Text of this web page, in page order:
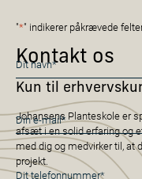
Kontakt os
Kun til
Johansens Planteskole er
afsæt i en solid erfaring og
med dig og medvirker til, at
projekt.
"*" indikerer påkrævede
Navn
*
E-
mail
*
Telefon